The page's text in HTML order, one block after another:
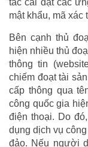
tác cài đặt các
mật khẩu, mã
Bên cạnh thủ
hiện nhiều thủ
thông tin
chiếm đoạt tài
cấp thông qua
công quốc gia
điện thoại. Do
dụng dịch vụ
đảo. Nếu người